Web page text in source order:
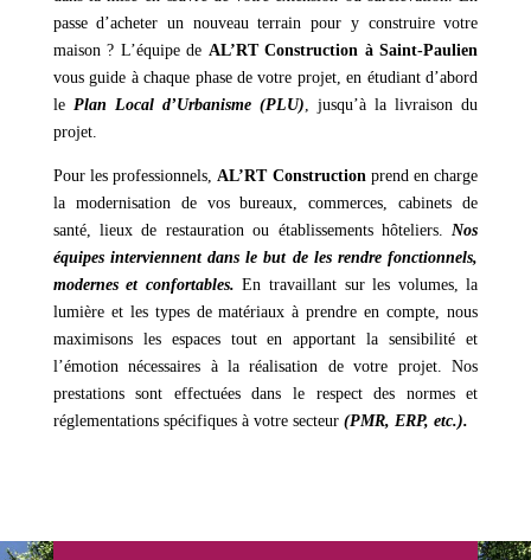
passe d’acheter un nouveau terrain pour y construire votre
maison ? L’équipe de AL’RT Construction à Saint-Paulien
vous guide à chaque phase de votre projet, en étudiant d’abord
le Plan Local d’Urbanisme (PLU) , jusqu’à la livraison du
projet.
Pour les professionnels, AL’RT Construction prend en charge
la modernisation de vos bureaux, commerces, cabinets de
santé, lieux de restauration ou établissements hôteliers. Nos
équipes interviennent dans le but de les rendre fonctionnels,
modernes et confortables. En travaillant sur les volumes, la
lumière et les types de matériaux à prendre en compte, nous
maximisons les espaces tout en apportant la sensibilité et
l’émotion nécessaires à la réalisation de votre projet. Nos
prestations sont effectuées dans le respect des normes et
réglementations spécifiques à votre secteur (PMR, ERP, etc.).